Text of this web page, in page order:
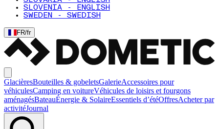
SLOVENIA - ENGLISH
SWEDEN - SWEDISH
FR/fr
GlacièresBouteilles & gobeletsGalerieAccessoires pour
véhiculesCamping en voitureVéhicules de loisirs et fourgons
aménagésBateauÉnergie & SolaireEssentiels d’étéOffresAcheter par
activitéJournal